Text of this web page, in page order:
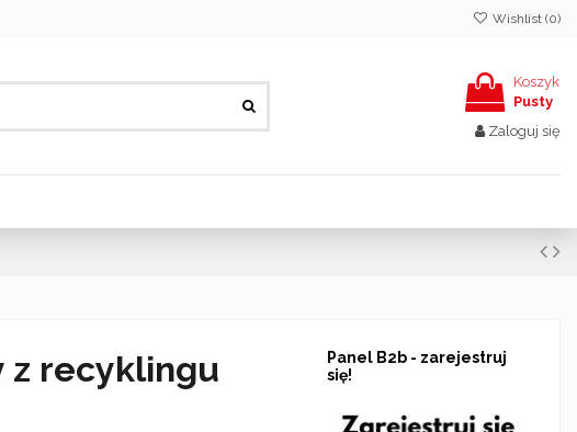
Wishlist (0)
Koszyk
Pusty
Zaloguj się
z recyklingu
Panel B2b - zarejestruj
się!